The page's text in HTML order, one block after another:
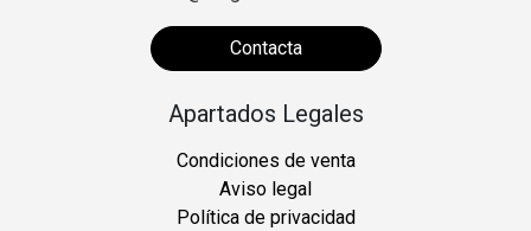
Contacta
Apartados Legales
Condiciones de venta
Aviso legal
Política de privacidad